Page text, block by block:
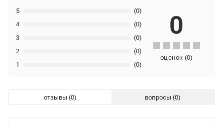
1 (0)
2 (0)
3 (0)
4 (0)
5 (0)
0
оценок (0)
отзывы вопросы